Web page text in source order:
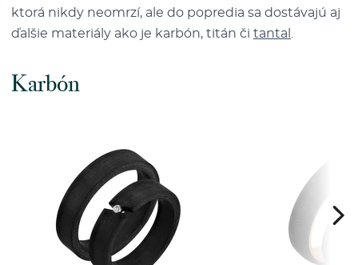
ktorá nikdy neomrzí, ale do popredia sa dostávajú aj
ďalšie materiály ako je karbón, titán či tantal .
Karbón